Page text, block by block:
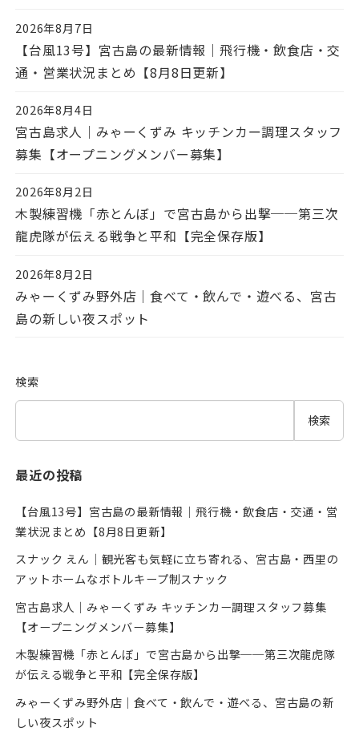
投稿日
2026年8月7日
【台風13号】宮古島の最新情報｜飛行機・飲食店・交
通・営業状況まとめ【8月8日更新】
投稿日
2026年8月4日
宮古島求人｜みゃーくずみ キッチンカー調理スタッフ
募集【オープニングメンバー募集】
投稿日
2026年8月2日
木製練習機「赤とんぼ」で宮古島から出撃──第三次
龍虎隊が伝える戦争と平和【完全保存版】
投稿日
2026年8月2日
みゃーくずみ野外店｜食べて・飲んで・遊べる、宮古
島の新しい夜スポット
検索
検索
最近の投稿
【台風13号】宮古島の最新情報｜飛行機・飲食店・交通・営
業状況まとめ【8月8日更新】
スナック えん｜観光客も気軽に立ち寄れる、宮古島・西里の
アットホームなボトルキープ制スナック
宮古島求人｜みゃーくずみ キッチンカー調理スタッフ募集
【オープニングメンバー募集】
木製練習機「赤とんぼ」で宮古島から出撃──第三次龍虎隊
が伝える戦争と平和【完全保存版】
みゃーくずみ野外店｜食べて・飲んで・遊べる、宮古島の新
しい夜スポット